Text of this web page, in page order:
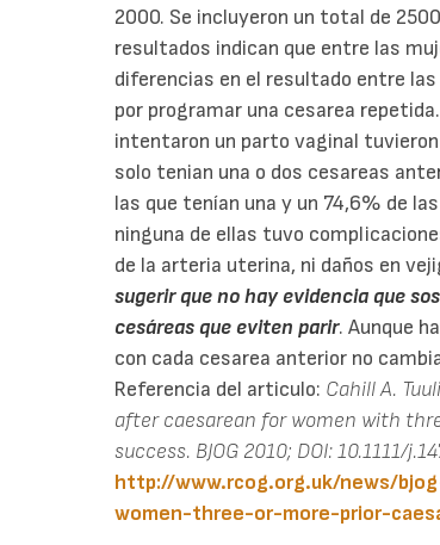
2000. Se incluyeron un total de
resultados indican que entre las
diferencias en el resultado entre
por programar una cesarea
intentaron un parto vaginal
solo tenian una o dos cesareas
las que tenían una y un 74,6% de
ninguna de ellas tuvo
de la arteria uterina, ni daños en
sugerir que no hay evidencia que
cesáreas que eviten parir. Aunque
con cada cesarea anterior no
Referencia del articulo: Cahill A.
after caesarean for women with
success. BJOG 2010; DOI: 10.1111/
http://www.rcog.org.uk/news/
women-three-or-more-prior-